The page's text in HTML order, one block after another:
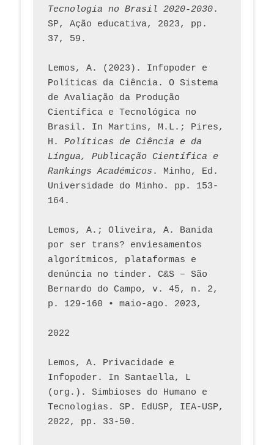
Tecnologia no Brasil 2020-2030.
SP, Ação educativa, 2023, pp.
37, 59.
Lemos, A. (2023). Infopoder e
Políticas da Ciência. O Sistema
de Avaliação da Produção
Científica e Tecnológica no
Brasil. In Martins, M.L.; Pires,
H. Políticas de Ciência e da
Língua, Publicação Científica e
Rankings Académicos . Minho, Ed.
Universidade do Minho. pp. 153-
164.
Lemos, A.; Oliveira, A. Banida
por ser trans? enviesamentos
algorítmicos, plataformas e
denúncia no tinder. C&S – São
Bernardo do Campo, v. 45, n. 2,
p. 129-160 • maio-ago. 2023,
2022
Lemos, A. Privacidade e
Infopoder. In Santaella, L
(org.). Simbioses do Humano e
Tecnologias. SP. EdUSP, IEA-USP,
2022, pp. 33-50.